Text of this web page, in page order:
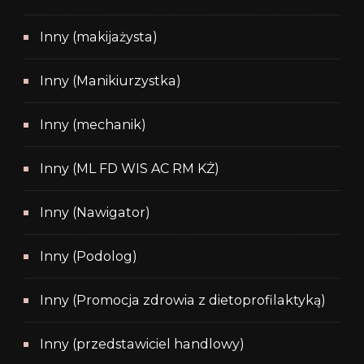
Inny (makijażysta)
Inny (Manikiurzystka)
Inny (mechanik)
Inny (ML FD WIS AC RM KŻ)
Inny (Nawigator)
Inny (Podolog)
Inny (Promocja zdrowia z dietoprofilaktyką)
Inny (przedstawiciel handlowy)